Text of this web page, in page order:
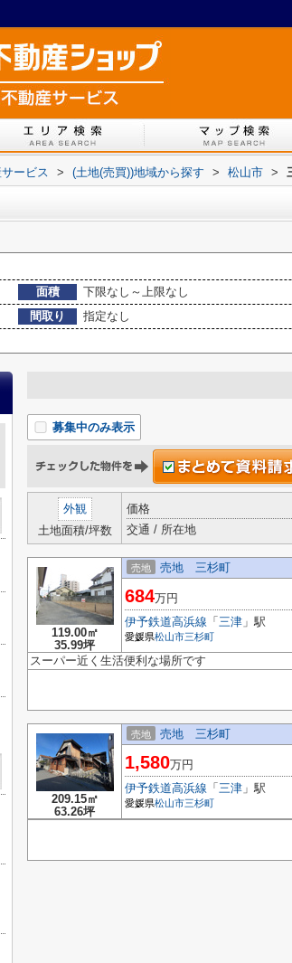
ービス > (土地(売買))地域から探す > 松山市 >
面積
下限なし～上限なし
間取り
指定なし
募集中のみ表示
外観
土地面積/坪数
価格
交通 / 所在地
119.00㎡
35.99坪
売地 売地 三杉町
684万円
伊予鉄道高浜線 「 三津 」駅
愛媛県松山市三杉町
スーパー近く生活便利な場所です
209.15㎡
63.26坪
売地 売地 三杉町
1,580万円
伊予鉄道高浜線 「 三津 」駅
愛媛県松山市三杉町